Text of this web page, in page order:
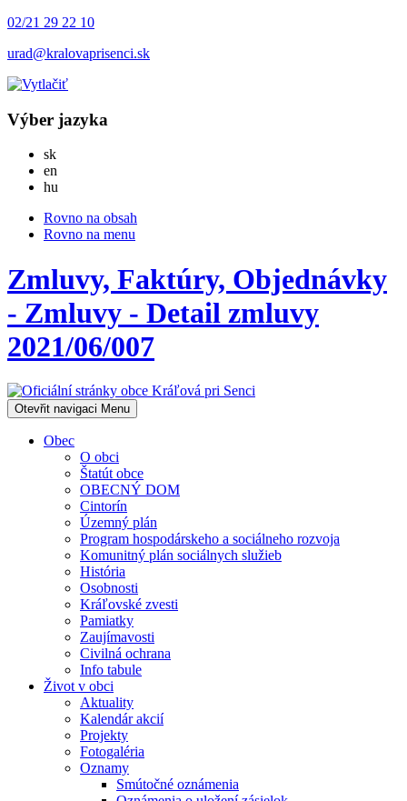
02/21 29 22 10
urad@kralovaprisenci.sk
Výber jazyka
skSlovensky
en
hu
Rovno na obsah
Rovno na menu
Zmluvy, Faktúry, Objednávky
- Zmluvy - Detail zmluvy
2021/06/007
Otevřit navigaci Menu
Obec
O obci
Štatút obce
OBECNÝ DOM
Cintorín
Územný plán
Program hospodárskeho a sociálneho rozvoja
Komunitný plán sociálnych služieb
História
Osobnosti
Kráľovské zvesti
Pamiatky
Zaujímavosti
Civilná ochrana
Info tabule
Život v obci
Aktuality
Kalendár akcií
Projekty
Fotogaléria
Oznamy
Smútočné oznámenia